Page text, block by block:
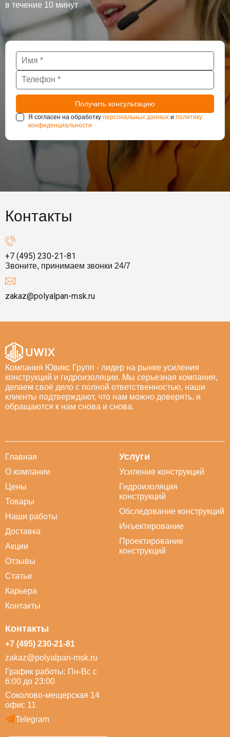
в течение 10 минут
Я согласен на обработку персональных данных и политику
конфиденциальности
Контакты
+7 (495) 230-21-81
Звоните, принимаем звонки 24/7
zakaz@polyalpan-msk.ru
Компания Ювикс Групп - лидер на рынке усиления
конструкций и гидроизоляции. Мы серьезная компания,
делаем своё дело с полной ответственностью, наши
клиенты подтверждают, что нам можно доверять, и
обращаются к нам снова и снова.
Главная
О компании
Цены
Товары
Наши работы
Доставка
Акции
Отзывы
Статьи
Карьера
Контакты
Услуги
Усиление конструкций
Гидроизоляция
конструкций
Обследование конструкций
Инъектирование
Проектирование
конструкций
Контакты
+7 (495) 230-21-81
zakaz@polyalpan-msk.ru
График работы: Пн-Вс с
6:00 до 23:00
Соколово-мещерская 14
офис 11
Telegram